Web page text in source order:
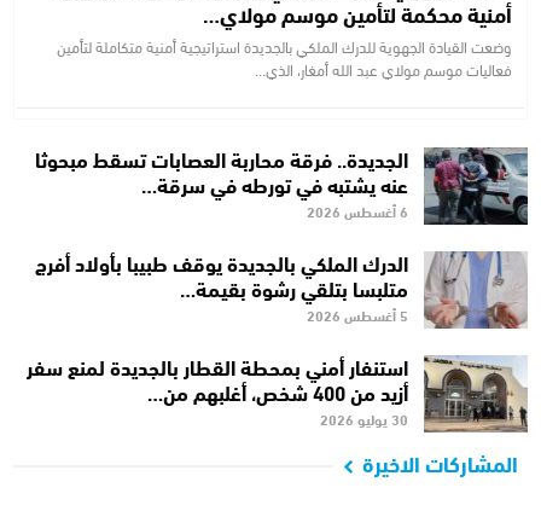
أمنية محكمة لتأمين موسم مولاي…
وضعت القيادة الجهوية للدرك الملكي بالجديدة استراتيجية أمنية متكاملة لتأمين
فعاليات موسم مولاي عبد الله أمغار، الذي…
الجديدة.. فرقة محاربة العصابات تسقط مبحوثا
عنه يشتبه في تورطه في سرقة…
6 أغسطس 2026
الدرك الملكي بالجديدة يوقف طبيبا بأولاد أفرج
متلبسا بتلقي رشوة بقيمة…
5 أغسطس 2026
استنفار أمني بمحطة القطار بالجديدة لمنع سفر
أزيد من 400 شخص، أغلبهم من…
30 يوليو 2026
المشاركات الاخيرة